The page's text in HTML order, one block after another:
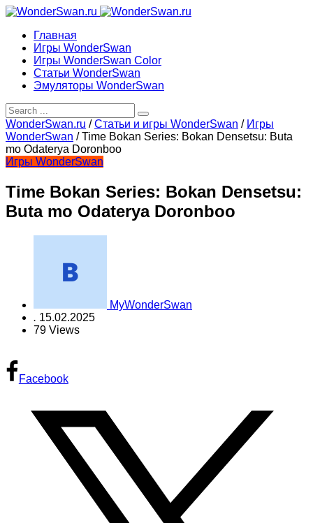
Главная
Игры WonderSwan
Игры WonderSwan Color
Статьи WonderSwan
Эмуляторы WonderSwan
WonderSwan.ru /Статьи и игры WonderSwan / Игры
WonderSwan /Time Bokan Series: Bokan Densetsu: Buta
mo Odaterya Doronboo
Игры WonderSwan
Time Bokan Series: Bokan Densetsu:
Buta mo Odaterya Doronboo
MyWonderSwan
. 15.02.2025
79 Views
Facebook